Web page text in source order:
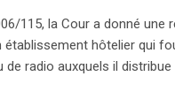
se dégage concernant
où la
droit d’entrée ». En
la Cour
115, la Cour a donné
établissement hôtelier qui
radio auxquels il